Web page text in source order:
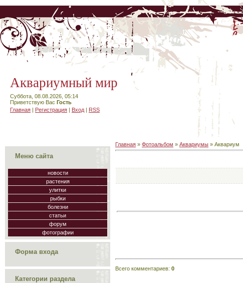
Аквариумный мир
Суббота, 08.08.2026, 05:14
Приветствую Вас Гость
Главная | Регистрация | Вход | RSS
Меню сайта
новости
растения
улитки
рыбки
болезни
статьи
форум
фотографии
Форма входа
Категории раздела
Главная » Фотоальбом » Аквариумы » Аквариум
Всего комментариев: 0